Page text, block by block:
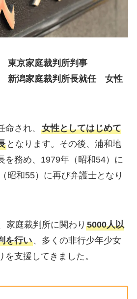
東京家庭裁判所判事
新潟家庭裁判所長就任 女性
され、 女性としてはじめて
となります。その後、浦和地
を務め、1979年（昭和54）に
昭和55）に再び弁護士となり
家庭裁判所に関わり 5000人以
を行い、多くの非行少年少女
を支援してきました。